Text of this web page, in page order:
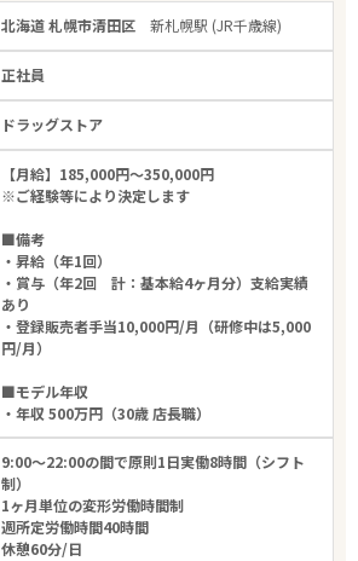
北海道 札幌市清田区新札幌駅 (JR千歳線)
正社員
ドラッグストア
【月給】185,000円～350,000円
※ご経験等により決定します
■備考
・昇給（年1回）
・賞与（年2回 計：基本給4ヶ月分）支給実績
あり
・登録販売者手当10,000円/月（研修中は5,000
円/月）
■モデル年収
・年収 500万円（30歳 店長職）
9:00～22:00の間で原則1日実働8時間（シフト
制）
1ヶ月単位の変形労働時間制
週所定労働時間40時間
休憩60分/日